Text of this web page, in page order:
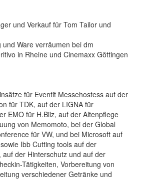
und Verkauf für Tom Tailor und
Ware verräumen bei dm
in Rheine und Cinemaxx Göttingen
für Eventit Messehostess auf der
für TDK, auf der LIGNA für
EMO für H.Bilz, auf der Altenpflege
von Memomoto, bei der Global
für VW, und bei Microsoft auf
Ibb Cutting tools auf der
auf der Hinterschutz und auf der
Tätigkeiten, Vorbereitung von
verschiedener Getränke und